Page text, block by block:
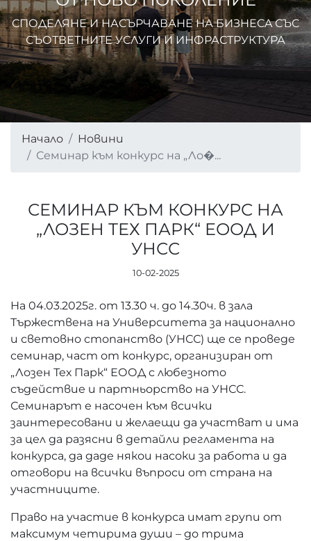
СПОДЕЛЯНЕ И НАСЪРЧАВАНЕ НА БИЗНЕСA СЪС
СЪОТВЕТНИТЕ УСЛУГИ И ИНФРАСТРУКТУРА
Начало
Новини
Семинар към конкурс на „Ло�...
СЕМИНАР КЪМ КОНКУРС НА
„ЛОЗЕН ТЕХ ПАРК“ ЕООД И
УНСС
10-02-2025
На 04.03.2025г. от 13.30 ч. до 14.30ч. в зала
Тържествена на Университета за национално
и световно стопанство (УНСС) ще се проведе
семинар, част от конкурс, организиран от
„Лозен Тех Парк“ ЕООД с любезното
съдействие и партньорство на УНСС.
Семинарът е насочен към всички
заинтересовани и желаещи да участват и има
за цел да разясни в детайли регламента на
конкурса, да даде някои насоки за работа и да
отговори на всички въпроси от страна на
участниците.
Право на участие в конкурса имат групи от
максимум четирима души – до трима